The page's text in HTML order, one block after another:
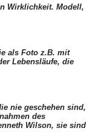
Wirklichkeit. Modell,
als Foto z.B. mit
Lebensläufe, die
nie geschehen sind,
des
Wilson, sie sind